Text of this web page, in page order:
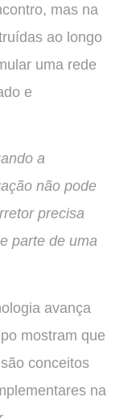
mas na
ao longo
uma rede
e
a
não pode
precisa
parte de uma
avança
mostram que
conceitos
na